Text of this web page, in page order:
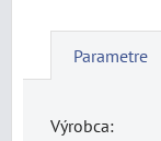
Parametre
Výrobca: